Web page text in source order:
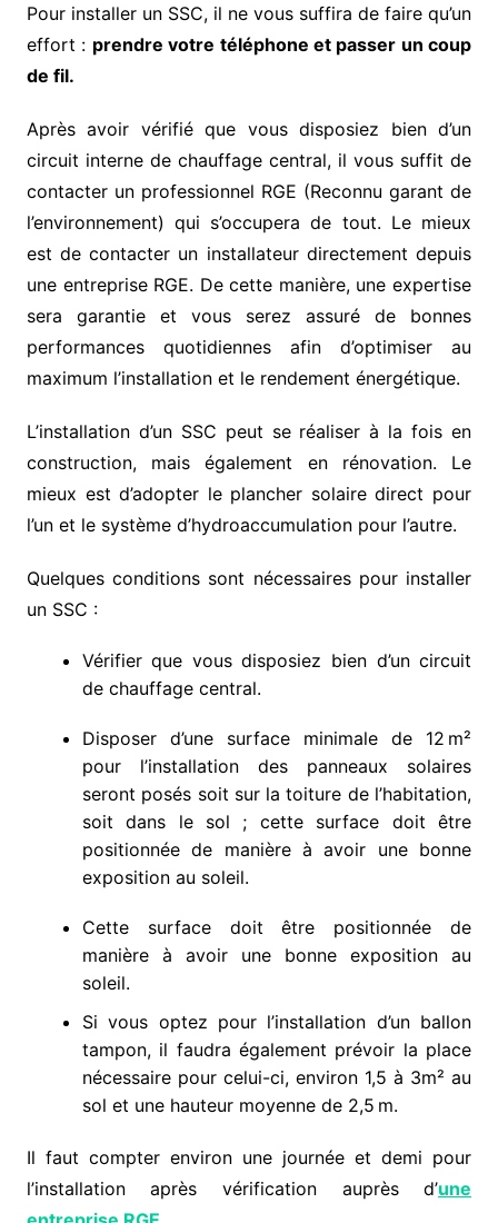
Pour installer un SSC, il ne vous suffira de faire qu’un
effort : prendre votre téléphone et passer un coup
de fil.
Après avoir vérifié que vous disposiez bien d’un
circuit interne de chauffage central, il vous suffit de
contacter un professionnel RGE (Reconnu garant de
l’environnement) qui s’occupera de tout. Le mieux
est de contacter un installateur directement depuis
une entreprise RGE. De cette manière, une expertise
sera garantie et vous serez assuré de bonnes
performances quotidiennes afin d’optimiser au
maximum l’installation et le rendement énergétique.
L’installation d’un SSC peut se réaliser à la fois en
construction, mais également en rénovation. Le
mieux est d’adopter le plancher solaire direct pour
l’un et le système d’hydroaccumulation pour l’autre.
Quelques conditions sont nécessaires pour installer
un SSC :
Vérifier que vous disposiez bien d’un circuit
de chauffage central.
Disposer d’une surface minimale de 12 m²
pour l’installation des panneaux solaires
seront posés soit sur la toiture de l’habitation,
soit dans le sol ; cette surface doit être
positionnée de manière à avoir une bonne
exposition au soleil.
Cette surface doit être positionnée de
manière à avoir une bonne exposition au
soleil.
Si vous optez pour l’installation d’un ballon
tampon, il faudra également prévoir la place
nécessaire pour celui-ci, environ 1,5 à 3m² au
sol et une hauteur moyenne de 2,5 m.
Il faut compter environ une journée et demi pour
l’installation après vérification auprès d’une